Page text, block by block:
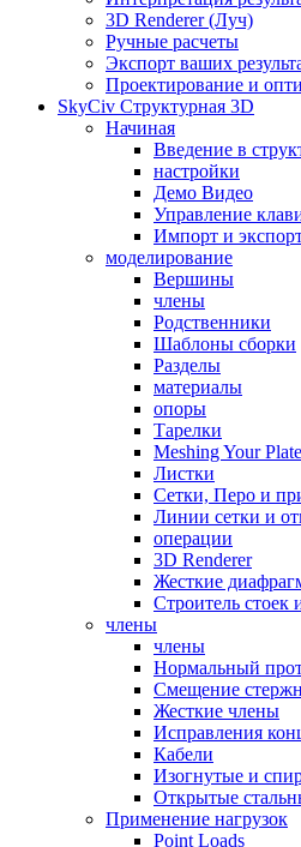
3D Renderer (Луч)
Ручные расчеты
Экспорт ваших
Проектирование и
SkyCiv Структурная 3D
Начиная
Введение в
настройки
Демо Видео
Управление
Импорт и
моделирование
Вершины
члены
Родственники
Шаблоны сборки
Разделы
материалы
опоры
Тарелки
Meshing Your Plate
Листки
Сетки, Перо и
Линии сетки и
операции
3D Renderer
Жесткие
Строитель стоек
члены
члены
Нормальный
Смещение
Жесткие члены
Исправления
Кабели
Изогнутые и
Открытые
Применение нагрузок
Point Loads